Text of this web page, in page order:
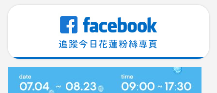
追蹤今日花蓮粉絲專頁